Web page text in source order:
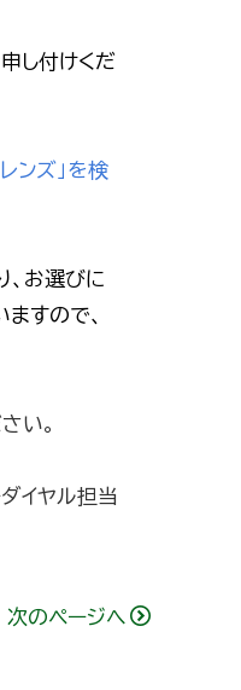
し付けくだ
ンズ」を検
お選びに
すので、
さい。
イヤル担当
次のページへ